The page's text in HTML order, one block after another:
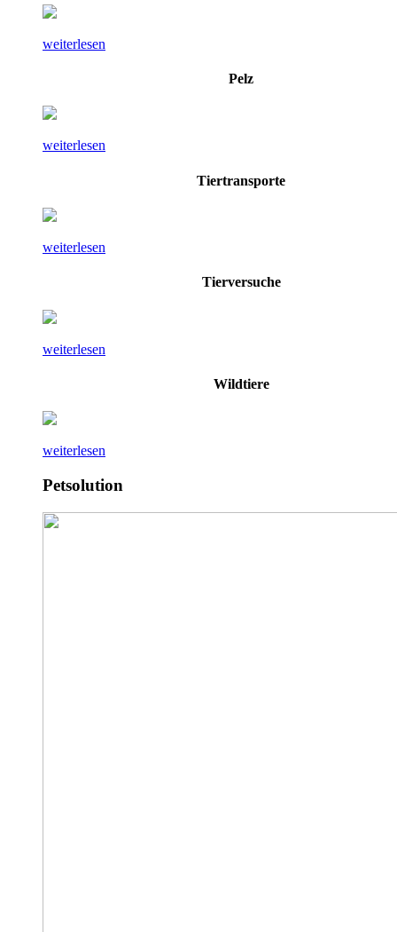
weiterlesen
Pelz
weiterlesen
Tiertransporte
weiterlesen
Tierversuche
weiterlesen
Wildtiere
weiterlesen
Petsolution